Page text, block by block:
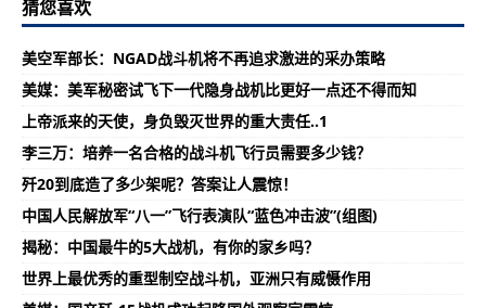
猜您喜欢
美空军部长：NGAD战斗机将不再追求激进的采办策略
美媒：美军秘密试飞下一代隐身战机比更好一点还不得而知
上帝派来的天使，身负毁灭世界的重大责任..1
李三万：培养一名合格的战斗机飞行员需要多少钱？
歼20到底造了多少架呢？答案让人震惊！
中国人民解放军“八一”飞行表演队“蓝色冲击波”(组图)
揭秘：中国最牛的5大战机，有你的家乡吗？
世界上最优秀的重型制空战斗机，亚洲只有威慑作用